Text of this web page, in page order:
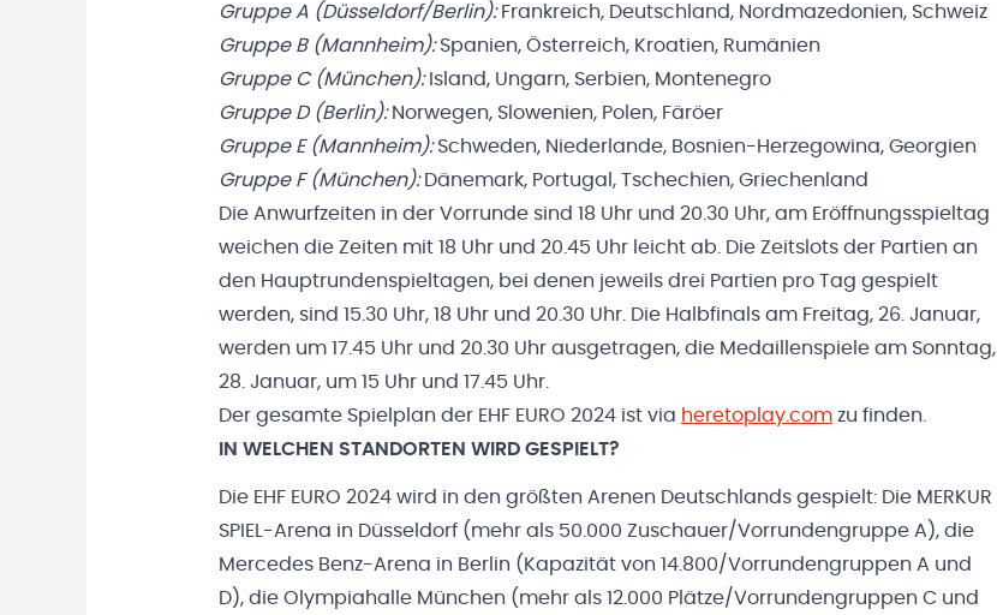
Gruppe A (Düsseldorf/Berlin):Frankreich, Deutschland, Nordmazedonien, Schweiz
Gruppe B (Mannheim):Spanien, Österreich, Kroatien, Rumänien
Gruppe C (München):Island, Ungarn, Serbien, Montenegro
Gruppe D (Berlin):Norwegen, Slowenien, Polen, Färöer
Gruppe E (Mannheim):Schweden, Niederlande, Bosnien-Herzegowina, Georgien
Gruppe F (München):Dänemark, Portugal, Tschechien, Griechenland
Die Anwurfzeiten in der Vorrunde sind 18 Uhr und 20.30 Uhr, am Eröffnungsspieltag
weichen die Zeiten mit 18 Uhr und 20.45 Uhr leicht ab. Die Zeitslots der Partien an
den Hauptrundenspieltagen, bei denen jeweils drei Partien pro Tag gespielt
werden, sind 15.30 Uhr, 18 Uhr und 20.30 Uhr. Die Halbfinals am Freitag, 26. Januar,
werden um 17.45 Uhr und 20.30 Uhr ausgetragen, die Medaillenspiele am Sonntag,
28. Januar, um 15 Uhr und 17.45 Uhr.
Der gesamte Spielplan der EHF EURO 2024 ist via heretoplay.com zu finden.
IN WELCHEN STANDORTEN WIRD GESPIELT?
Die EHF EURO 2024 wird in den größten Arenen Deutschlands gespielt: Die MERKUR
SPIEL-Arena in Düsseldorf (mehr als 50.000 Zuschauer/Vorrundengruppe A), die
Mercedes Benz-Arena in Berlin (Kapazität von 14.800/Vorrundengruppen A und
D), die Olympiahalle München (mehr als 12.000 Plätze/Vorrundengruppen C und